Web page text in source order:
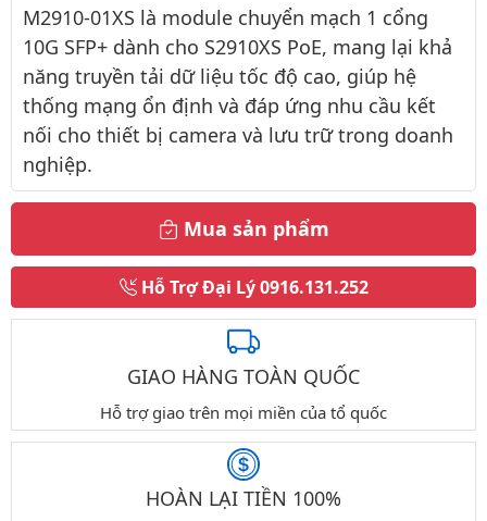
M2910-01XS là module chuyển mạch 1 cổng
10G SFP+ dành cho S2910XS PoE, mang lại khả
năng truyền tải dữ liệu tốc độ cao, giúp hệ
thống mạng ổn định và đáp ứng nhu cầu kết
nối cho thiết bị camera và lưu trữ trong doanh
nghiệp.
Mua sản phẩm
Hỗ Trợ Đại Lý0916.131.252
GIAO HÀNG TOÀN QUỐC
Hỗ trợ giao trên mọi miền của tổ quốc
HOÀN LẠI TIỀN 100%